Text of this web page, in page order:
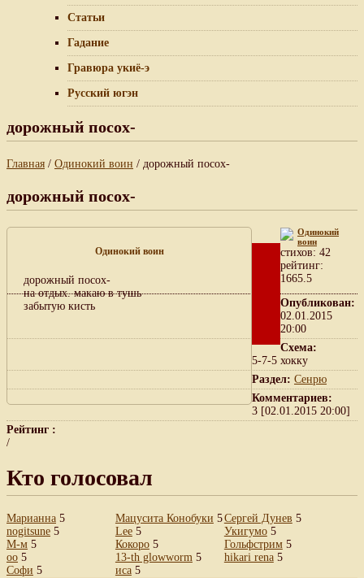
Статьи
Гадание
Гравюра укиё-э
Русский югэн
дорожный посох-
Главная / Одинокий воин / дорожный посох-
дорожный посох-
Одинокий воин
дорожный посох-
на отдых. макаю в тушь
забытую кисть
Одинокий
воин
cтихов: 42
рейтинг:
1665.5
Опубликован:
02.01.2015
20:00
Схема:
5-7-5 хокку
Раздел: Сенрю
Комментариев:
3 [02.01.2015 20:00]
Рейтинг :
/
Кто голосовал
Марианна 5
nogitsune 5
М-м 5
oo 5
Софи 5
Мацусита Конобуки 5
Lee5
Кокоро5
13-th glowworm 5
иса5
Сергей Дунев 5
Укигумо5
Гольфстрим5
hikari rena5